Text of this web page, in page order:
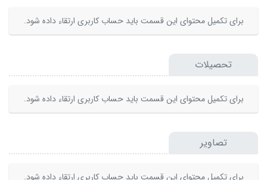
برای تکمیل محتوای این قسمت باید حساب کاربری ارتقاء داده شود.
تحصیلات
برای تکمیل محتوای این قسمت باید حساب کاربری ارتقاء داده شود.
تصاویر
برای تکمیل محتوای این قسمت باید حساب کاربری ارتقاء داده شود.